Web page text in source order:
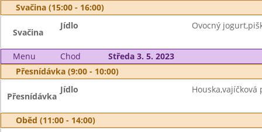
Svačina (15:00 - 16:00)
Svačina
Jídlo Ovocný
Menu Chod
Středa 3. 5. 2023
Přesnídávka (9:00 - 10:00)
Přesnídávka
Jídlo Houska,vajíčková
Oběd (11:00 - 14:00)